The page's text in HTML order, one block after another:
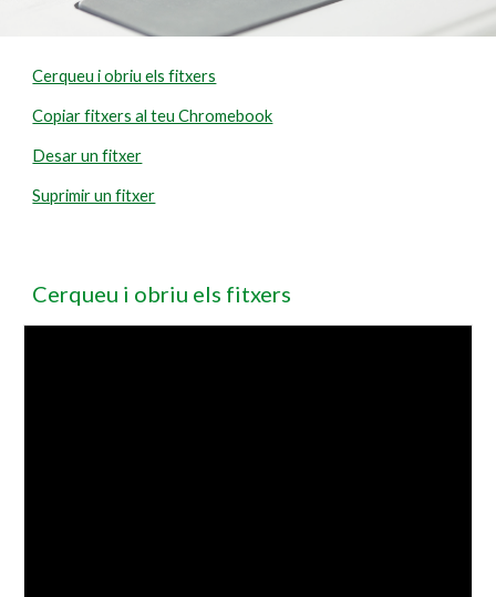
Cerqueu i obriu els fitxers
Copiar fitxers al teu Chromebook
Desar un fitxer
Suprimir un fitxer
Cerqueu i obriu els fitxers